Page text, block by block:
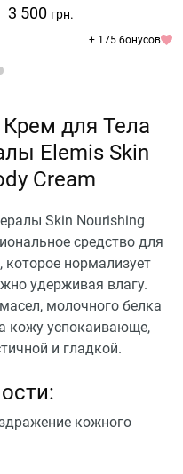
3 500 грн.
+ 175 бонусов
для Тела
Elemis Skin
Cream
Skin Nourishing
средство для
которое нормализует
удерживая влагу.
молочного белка
кожу успокаивающе,
и гладкой.
кожного